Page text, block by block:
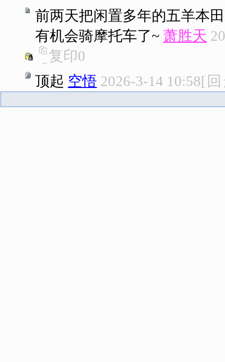
前两天把闲置多年的五羊本
有机会骑摩托车了~ 萧胜天
复印0
顶起 空悟 2026-3-14 10:58[ 回